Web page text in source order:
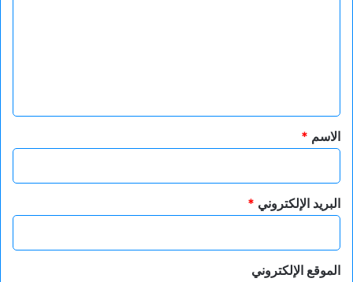
*
الاسم *
البريد الإلكتروني *
الموقع الإلكتروني